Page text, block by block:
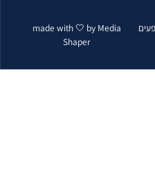
made with 🤍 by Media
Shaper